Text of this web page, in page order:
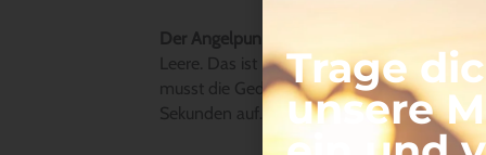
Der Angelpunkt für all dieses Leben hier ist
Leere. Das ist nicht ganz einfach, weil wir
musst die Gedanken einfach lassen. Lass
Sekunden auf.
Trage
unsere